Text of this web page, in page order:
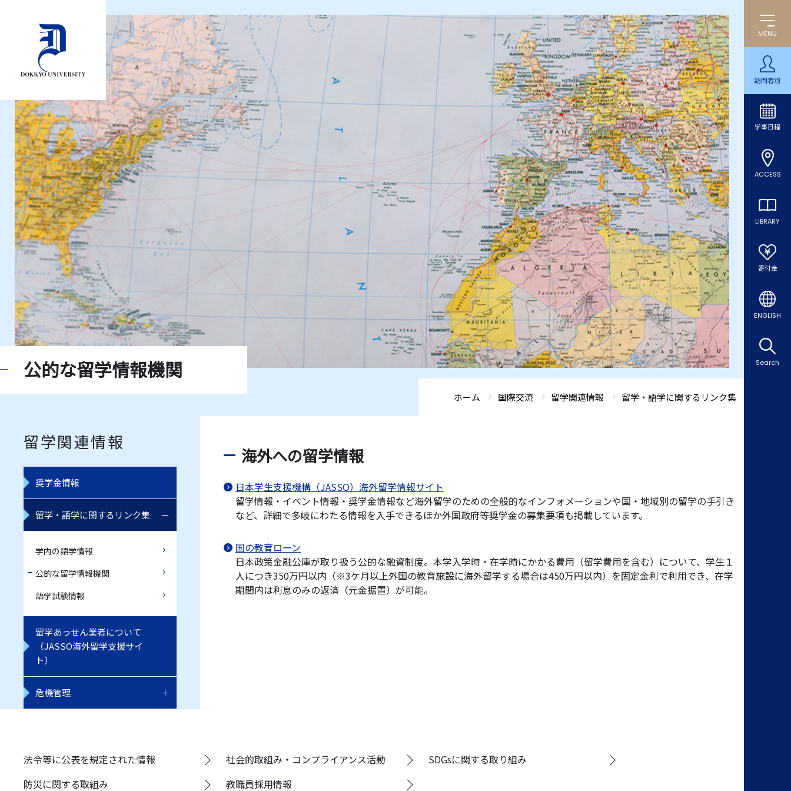
MENU
訪問者別
学事日程
ACCESS
LIBRARY
寄付金
ENGLISH
Search
公的な留学情報機関
ホーム 国際交流 留学関連情報 留学・語学に関するリンク集
留学関連情報
奨学金情報
留学・語学に関するリンク集
学内の語学情報
公的な留学情報機関
語学試験情報
留学あっせん業者について
（JASSO海外留学支援サイ
ト）
危機管理
海外への留学情報
日本学生支援機構（JASSO）海外留学情報サイト
留学情報・イベント情報・奨学金情報など海外留学のための全般的なインフォメーションや国・地域別の留学の手引き
など、詳細で多岐にわたる情報を入手できるほか外国政府等奨学金の募集要項も掲載しています。
国の教育ローン
日本政策金融公庫が取り扱う公的な融資制度。本学入学時・在学時にかかる費用（留学費用を含む）について、学生１
人につき350万円以内（※3ケ月以上外国の教育施設に海外留学する場合は450万円以内）を固定金利で利用でき、在学
期間内は利息のみの返済（元金据置）が可能。
法令等に公表を規定された情報 社会的取組み・コンプライアンス活動
SDGsに関する取り組み
防災に関する取組み
教職員採用情報